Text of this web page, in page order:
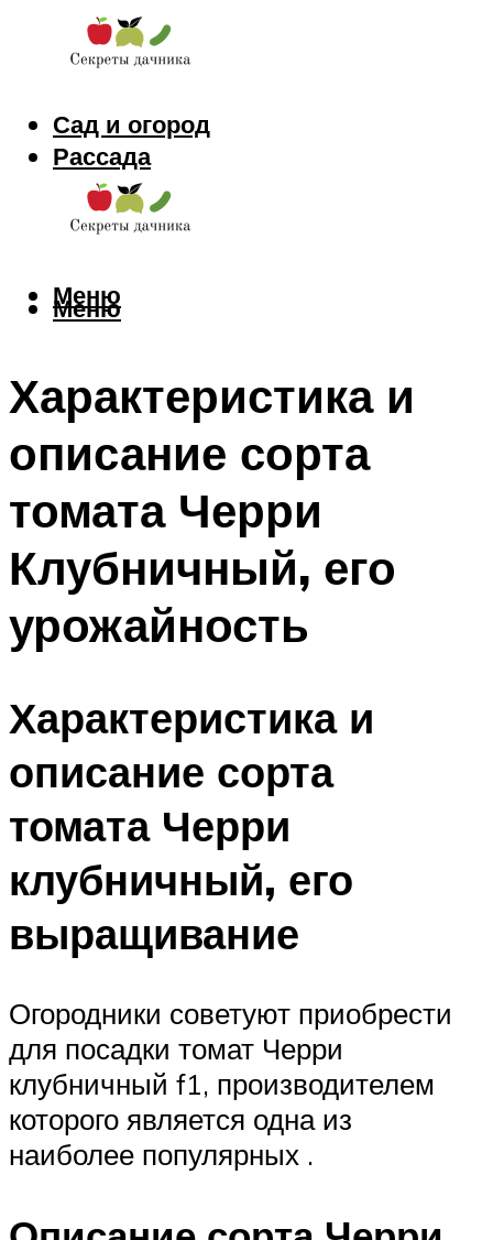
Сад и огород
Рассада
Цветы
Заготовки
Меню
Меню
Характеристика и
описание сорта
томата Черри
Клубничный, его
урожайность
Характеристика и
описание сорта
томата Черри
клубничный, его
выращивание
Огородники советуют приобрести
для посадки томат Черри
клубничный f1, производителем
которого является одна из
наиболее популярных .